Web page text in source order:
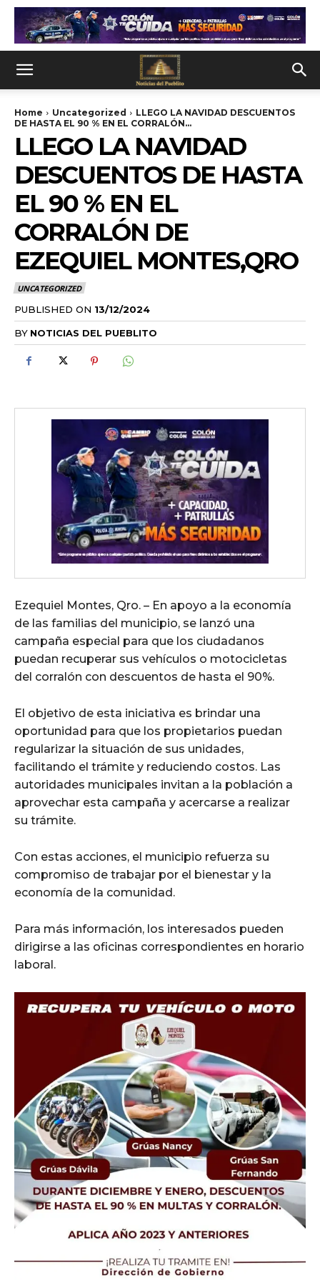
Home Uncategorized
LLEGO LA NAVIDAD DESCUENTOS
DE HASTA EL 90 % EN EL CORRALÓN...
LLEGO LA NAVIDAD
DESCUENTOS DE HASTA
EL 90 % EN EL
CORRALÓN DE
EZEQUIEL MONTES,QRO
UNCATEGORIZED
PUBLISHED ON 13/12/2024
BY NOTICIAS DEL PUEBLITO
Ezequiel Montes, Qro. – En apoyo a la economía
de las familias del municipio, se lanzó una
campaña especial para que los ciudadanos
puedan recuperar sus vehículos o motocicletas
del corralón con descuentos de hasta el 90%.
El objetivo de esta iniciativa es brindar una
oportunidad para que los propietarios puedan
regularizar la situación de sus unidades,
facilitando el trámite y reduciendo costos. Las
autoridades municipales invitan a la población a
aprovechar esta campaña y acercarse a realizar
su trámite.
Con estas acciones, el municipio refuerza su
compromiso de trabajar por el bienestar y la
economía de la comunidad.
Para más información, los interesados pueden
dirigirse a las oficinas correspondientes en horario
laboral.